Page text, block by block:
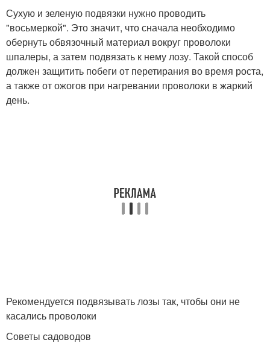
Сухую и зеленую подвязки нужно проводить
"восьмеркой". Это значит, что сначала необходимо
обернуть обвязочный материал вокруг проволоки
шпалеры, а затем подвязать к нему лозу. Такой способ
должен защитить побеги от перетирания во время роста,
а также от ожогов при нагревании проволоки в жаркий
день.
Рекомендуется подвязывать лозы так, чтобы они не
касались проволоки
Советы садоводов